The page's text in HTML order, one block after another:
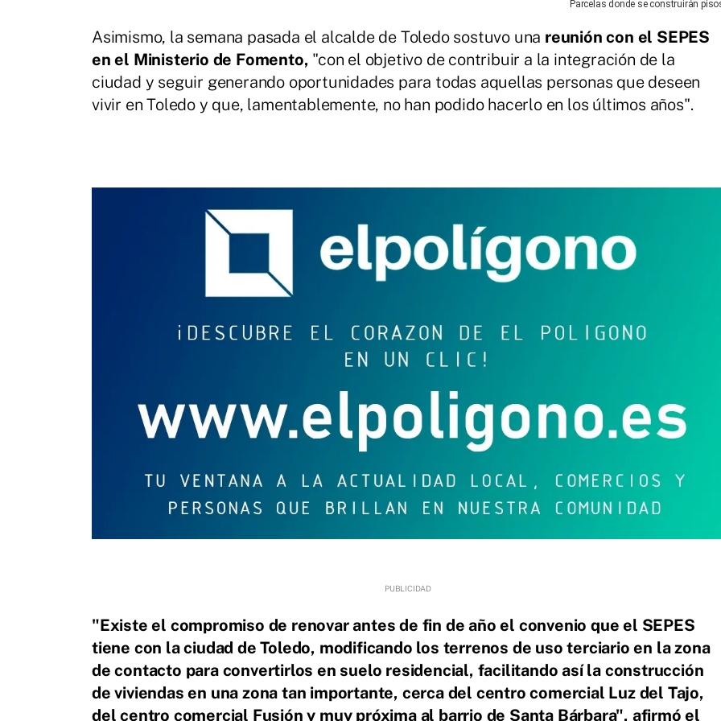
Parcelas donde se construirán
Asimismo, la semana pasada el alcalde de Toledo sostuvo una reunión con el SEPES
en el Ministerio de Fomento, "con el objetivo de contribuir a la integración de la
ciudad y seguir generando oportunidades para todas aquellas personas que deseen
vivir en Toledo y que, lamentablemente, no han podido hacerlo en los últimos años".
"Existe el compromiso de renovar antes de fin de año el convenio que el SEPES
tiene con la ciudad de Toledo, modificando los terrenos de uso terciario en la zona
de contacto para convertirlos en suelo residencial, facilitando así la construcción
de viviendas en una zona tan importante, cerca del centro comercial Luz del Tajo,
del centro comercial Fusión y muy próxima al barrio de Santa Bárbara", afirmó el